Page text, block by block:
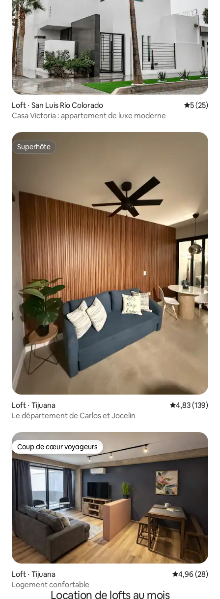
Loft ⋅ San Luis Río Colorado
5 (25)
Casa Victoria : appartement de luxe moderne
Superhôte
Superhôte
Loft ⋅ Tijuana Évaluation
4,83 (139)
Le département de Carlos et Jocelin
Coup de cœur voyageurs
Coup de cœur voyageurs
Loft ⋅ Tijuana Évaluation
4,96 (28)
Logement confortable
Location de lofts au mois